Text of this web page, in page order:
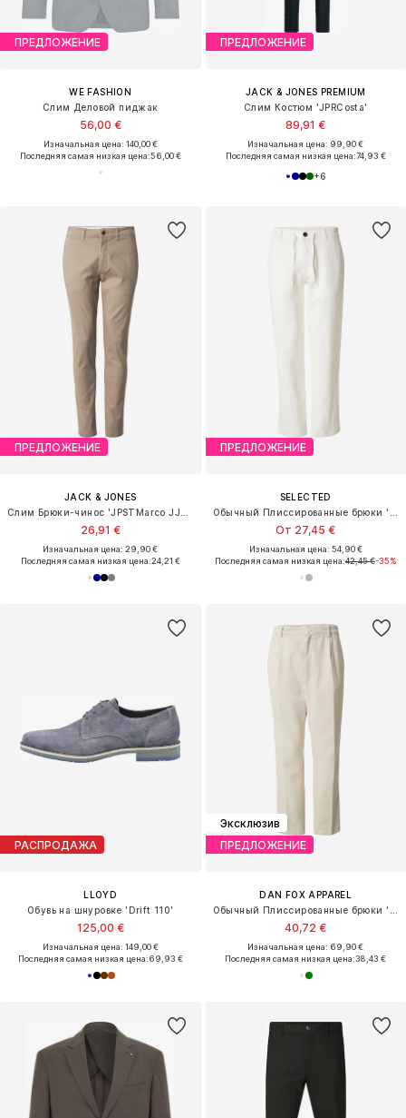
ПРЕДЛОЖЕНИЕ
WE FASHION
Слим Деловой пиджак
56,00 €
Изначальная цена: 140,00 €
Последняя самая низкая цена:56,00 €
ПРЕДЛОЖЕНИЕ
JACK & JONES PREMIUM
Слим Костюм 'JPRCosta'
89,91 €
Изначальная цена: 99,90 €
Последняя самая низкая цена:74,93 €
+6
ПРЕДЛОЖЕНИЕ
JACK & JONES
26,91 €
Изначальная цена: 29,90 €
Последняя самая низкая цена:24,21 €
ПРЕДЛОЖЕНИЕ
SELECTED
От 27,45 €
Изначальная цена: 54,90 €
Последняя самая низкая цена:42,45 €-35%
РАСПРОДАЖА
LLOYD
Обувь на шнуровке 'Drift 110'
125,00 €
Изначальная цена: 149,00 €
Последняя самая низкая цена:69,93 €
Эксклюзив
ПРЕДЛОЖЕНИЕ
DAN FOX APPAREL
40,72 €
Изначальная цена: 69,90 €
Последняя самая низкая цена:38,43 €